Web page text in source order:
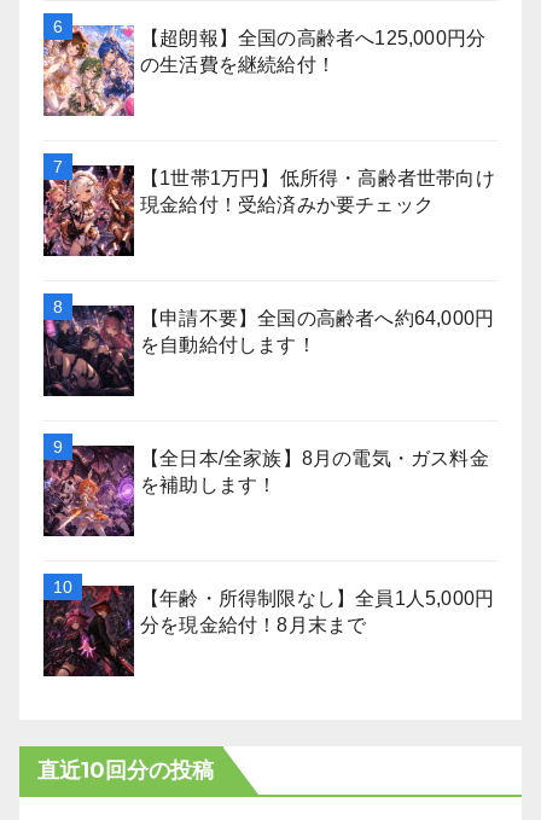
【超朗報】全国の高齢者へ125,000円分
の生活費を継続給付！
【1世帯1万円】低所得・高齢者世帯向け
現金給付！受給済みか要チェック
【申請不要】全国の高齢者へ約64,000円
を自動給付します！
【全日本/全家族】8月の電気・ガス料金
を補助します！
【年齢・所得制限なし】全員1人5,000円
分を現金給付！8月末まで
直近10回分の投稿